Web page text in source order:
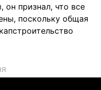
признал, что все
поскольку общая